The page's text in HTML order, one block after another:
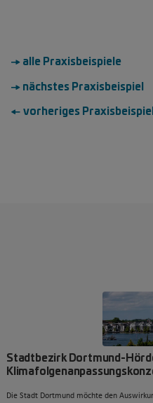
→ alle Praxisbeispiele
→ nächstes Praxisbeispiel
← vorheriges
Stadtbezirk Dortmund-
Die Stadt Dortmund möchte den